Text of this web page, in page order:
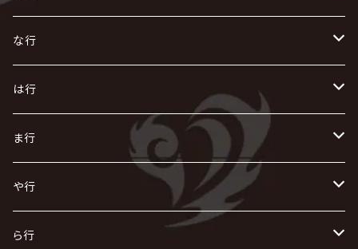
Azavana
exist†trace
VIRGE / ヴァージュ
Waive
UCHUSENTAI:NOIZ / 宇宙戦隊NOIZ
え
ACE OF SPADES
X JAPAN
LSN / The LEGENDARY SIX NINE
お
AURORIZE
OFIAM
Kαin
KISAKI
キズ
く
Crack6
グラビティ
け
[ kei ] / 圭
仮病
こ
GOATBED
ゴールデンボンバー
ザアザア
The THIRTEEN
し
Zeke Deux
Z CLEAR
す
Z CLEAR
超ジャシー
せ
ゼラ
零[Hz]
そ
SOPHIA
た
DASEIN
DAIGO
ち
CHAQLA.
つ
て
D
と
な行
な
NIGHTMARE
NAZARE
に
NiEL
NICOLAS
ぬ
nurié
ね
は行
は
heidi.
H.U.G
ひ
HERO
ふ
ま行
ま
THE MICRO HEAD 4N'S
み
や行
や
ら行